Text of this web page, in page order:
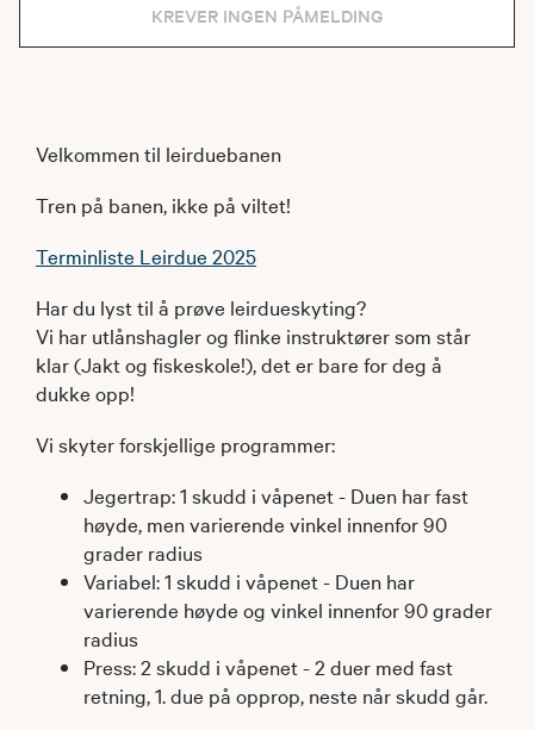
KREVER INGEN PÅMELDING
Velkommen til leirduebanen
Tren på banen, ikke på viltet!
Terminliste Leirdue 2025
Har du lyst til å prøve leirdueskyting?
Vi har utlånshagler og flinke instruktører som står
klar (Jakt og fiskeskole!), det er bare for deg å
dukke opp!
Vi skyter forskjellige programmer:
Jegertrap: 1 skudd i våpenet - Duen har fast
høyde, men varierende vinkel innenfor 90
grader radius
Variabel: 1 skudd i våpenet - Duen har
varierende høyde og vinkel innenfor 90 grader
radius
Press: 2 skudd i våpenet - 2 duer med fast
retning, 1. due på opprop, neste når skudd går.